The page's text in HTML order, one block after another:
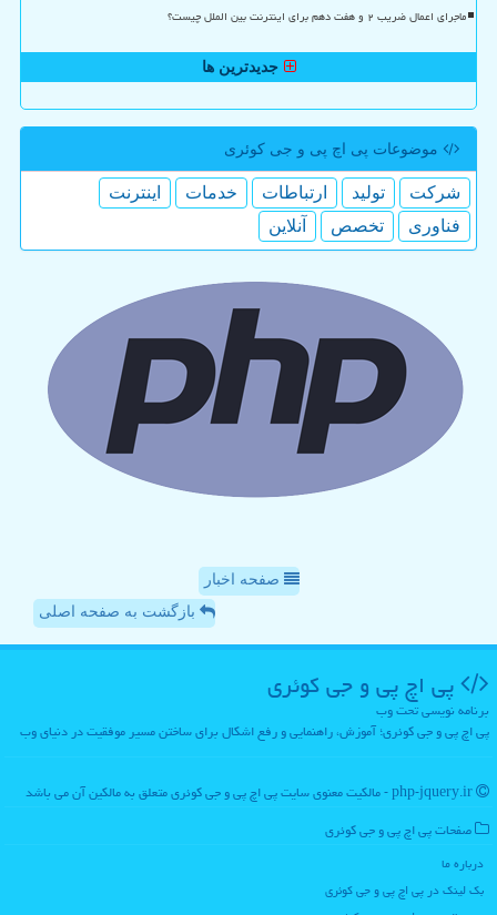
ماجرای اعمال ضریب ۲ و هفت دهم برای اینترنت بین الملل چیست؟
جدیدترین ها
موضوعات پی اچ پی و جی كوئری
شركت تولید ارتباطات خدمات
اینترنت
فناوری
تخصص آنلاین
صفحه اخبار
بازگشت به صفحه اصلی
پی اچ پی و جی كوئری
برنامه نویسی تحت وب
پی اچ پی و جی کوئری؛ آموزش، راهنمایی و رفع اشکال برای ساختن مسیر موفقیت در دنیای وب
صفحات پی اچ پی و جی كوئری
درباره ما
بک لینک در پی اچ پی و جی كوئری